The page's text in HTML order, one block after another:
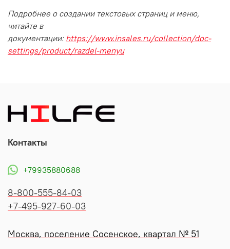
Подробнее о создании текстовых страниц и меню,
читайте в
документации: https://www.insales.ru/collection/doc-
settings/product/razdel-menyu
Контакты
+79935880688
8-800-555-84-03
+7-495-927-60-03
Москва, поселение Сосенское, квартал № 51